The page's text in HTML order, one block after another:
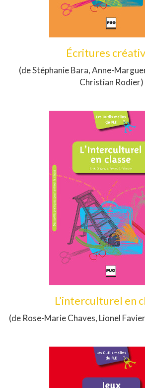
Écritures
(de Stéphanie Bara, Anne-
Christian Rodier)
L’interculturel en
(de Rose-Marie Chaves, Lionel